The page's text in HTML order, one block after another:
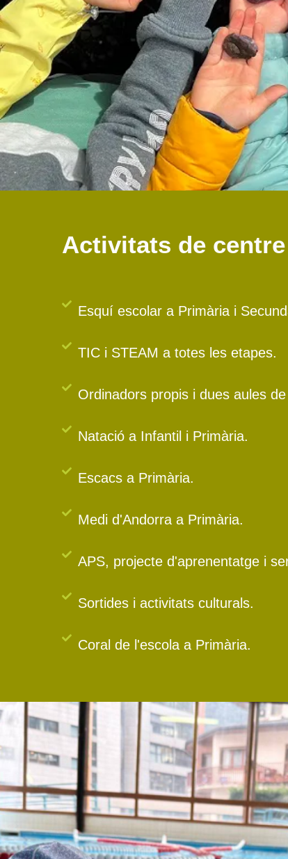
Activitats de centre
Esquí escolar a Primària i
TIC i STEAM a totes les etapes.
Ordinadors propis i dues aules
Natació a Infantil i Primària.
Escacs a Primària.
Medi d'Andorra a Primària.
APS, projecte d'aprenentatge i
Sortides i activitats culturals.
Coral de l'escola a Primària.